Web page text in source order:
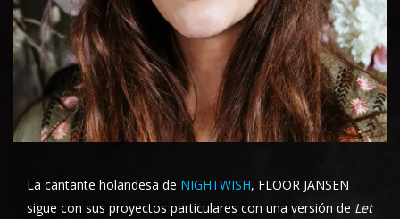
La cantante holandesa de NIGHTWISH, FLOOR JANSEN
sigue con sus proyectos particulares con una versión de Let